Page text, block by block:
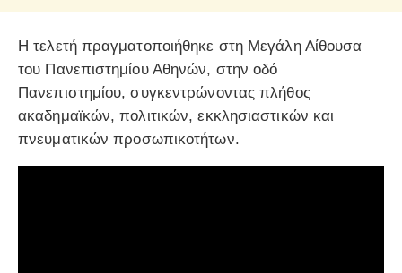
Η τελετή πραγματοποιήθηκε στη Μεγάλη Αίθουσα
του Πανεπιστημίου Αθηνών, στην οδό
Πανεπιστημίου, συγκεντρώνοντας πλήθος
ακαδημαϊκών, πολιτικών, εκκλησιαστικών και
πνευματικών προσωπικοτήτων.